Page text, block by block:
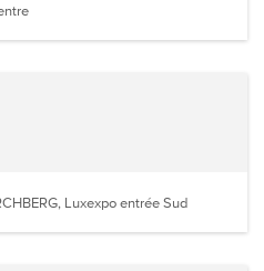
Luxexpo entrée Sud